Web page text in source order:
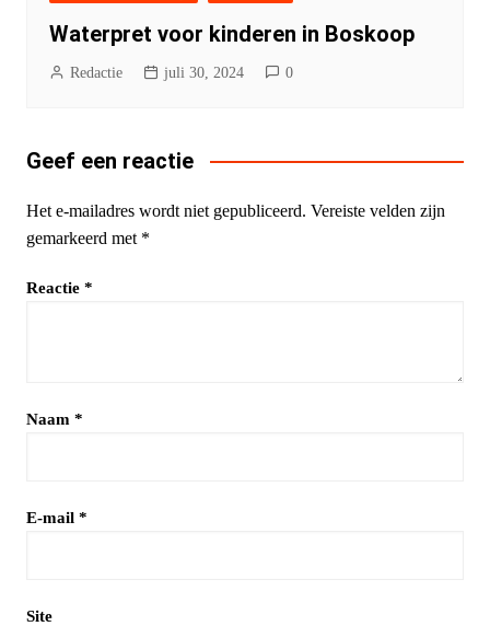
Waterpret voor kinderen in Boskoop
Redactie juli 30, 2024 0
Geef een reactie
Het e-mailadres wordt niet gepubliceerd. Vereiste velden zijn
gemarkeerd met *
Reactie *
Naam *
E-mail *
Site